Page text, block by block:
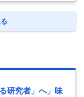
（ビール・チューハイ・
に合わせて飲食店・量販
営業は一切ないので、
研究者」へ」味